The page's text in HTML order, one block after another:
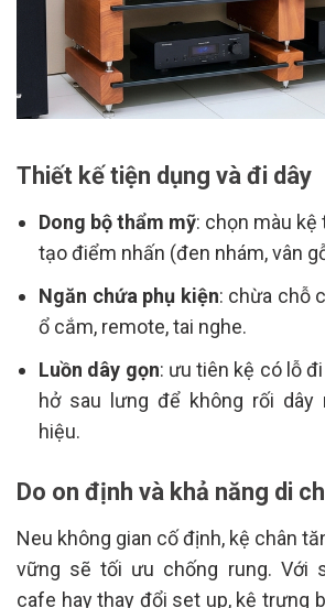
Thiết kế tiện dụng và đi dây
Dong bộ thẩm mỹ: chọn màu kệ
tạo điểm nhấn (đen nhám, vân
Ngăn chứa phụ kiện: chừa chỗ
ổ cắm, remote, tai nghe.
Luồn dây gọn: ưu tiên kệ có lỗ
hở sau lưng để không rối dây
hiệu.
Do on định và khả năng di
Neu không gian cố định, kệ chân
vững sẽ tối ưu chống rung. Với
cafe hay thay đổi set up, kệ trưng